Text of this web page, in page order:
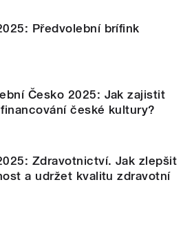
Předvolební brífink
Česko 2025: Jak zajistit
české kultury?
Zdravotnictví. Jak zlepšit
a udržet kvalitu zdravotní